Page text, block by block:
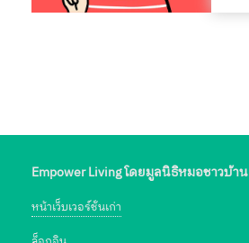
Empower Living โดยมูลนิธิหมอชาวบ้าน
หน้าเว็บเวอร์ชั่นเก่า